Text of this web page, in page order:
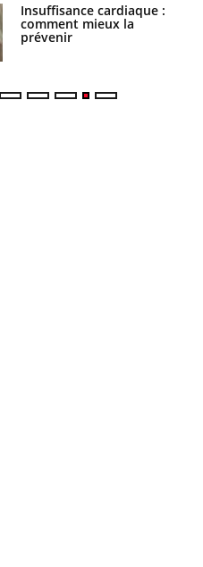
Insuffisance cardiaque :
comment mieux la
prévenir